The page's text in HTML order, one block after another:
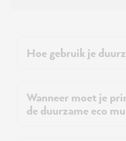
Hoe gebruik je
Wanneer moet je
de duurzame eco